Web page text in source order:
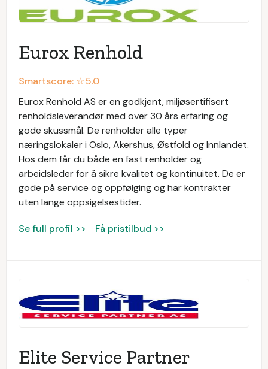
Eurox Renhold
Smartscore: ☆5.0
Eurox Renhold AS er en godkjent, miljøsertifisert
renholdsleverandør med over 30 års erfaring og
gode skussmål. De renholder alle typer
næringslokaler i Oslo, Akershus, Østfold og Innlandet.
Hos dem får du både en fast renholder og
arbeidsleder for å sikre kvalitet og kontinuitet. De er
gode på service og oppfølging og har kontrakter
uten lange oppsigelsestider.
Se full profil >> Få pristilbud >>
Elite Service Partner